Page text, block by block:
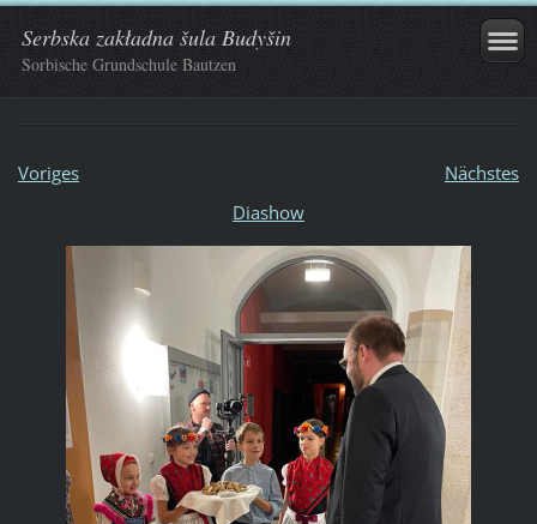
Serbska zakładna šula Budyšin
Sorbische Grundschule Bautzen
Voriges
Nächstes
Diashow